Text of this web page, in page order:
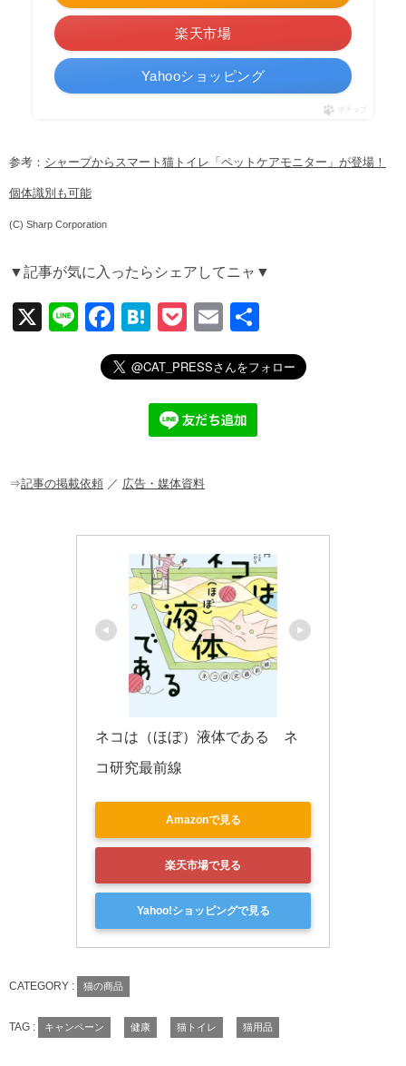
楽天市場
Yahooショッピング
ポチップ
参考： シャープからスマート猫トイレ「ペットケアモニター」が登場！
個体識別も可能
(C) Sharp Corporation
▼記事が気に入ったらシェアしてニャ▼
X
Li
F
a
c
o
H
at
e
n
a
P
o
ck
et
E
m
ail
有
⇒記事の掲載依頼 ／ 広告・媒体資料
ネコは（ほぼ）液体である　ネ
コ研究最前線
Amazonで見る
楽天市場で見る
Yahoo!ショッピングで見る
CATEGORY : 猫の商品
TAG : キャンペーン 健康 猫トイレ 猫用品